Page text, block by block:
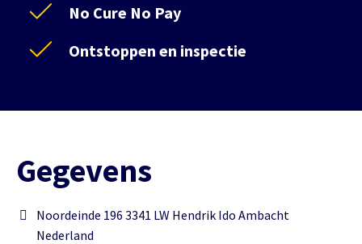
No Cure No Pay
Ontstoppen en inspectie
Gegevens
Noordeinde 196 3341 LW Hendrik Ido Ambacht
Nederland